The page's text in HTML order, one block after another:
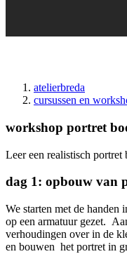
Kruimelpad
atelierbreda
cursussen en
workshop portret
Leer een realistisch portret
dag 1: opbouw van
We starten met de handen
op een armatuur gezet.
verhoudingen over in de
en bouwen het portret in